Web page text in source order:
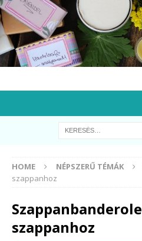
HOME NÉPSZERŰ TÉMÁK
szappanhoz
szappanhoz